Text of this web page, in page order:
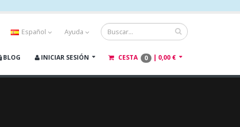
Español Ayuda
BLOG INICIAR SESIÓN CESTA 0 | 0,00 €